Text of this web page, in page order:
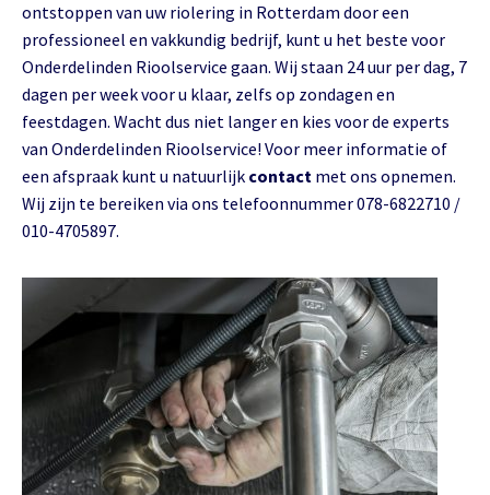
ontstoppen van uw riolering in Rotterdam door een
professioneel en vakkundig bedrijf, kunt u het beste voor
Onderdelinden Rioolservice gaan. Wij staan 24 uur per dag, 7
dagen per week voor u klaar, zelfs op zondagen en
feestdagen. Wacht dus niet langer en kies voor de experts
van Onderdelinden Rioolservice! Voor meer informatie of
een afspraak kunt u natuurlijk contact met ons opnemen.
Wij zijn te bereiken via ons telefoonnummer 078-6822710 /
010-4705897.